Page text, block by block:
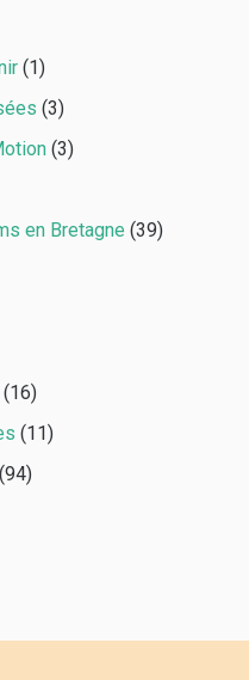
(1)
(3)
(3)
en Bretagne (39)
(16)
(11)
(94)